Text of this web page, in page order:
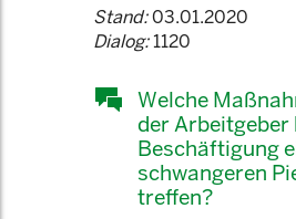
Stand:03.01.2020
Dialog:1120
Welche
der Arbeitgeber
Beschäftigung
schwangeren
treffen?